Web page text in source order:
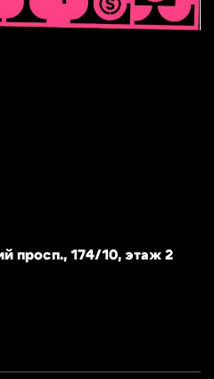
просп., 174/10, этаж 2